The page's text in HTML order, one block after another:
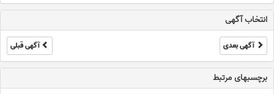
انتخاب آگهی
آگهی بعدی آگهی قبلی
برچسبهای مرتبط